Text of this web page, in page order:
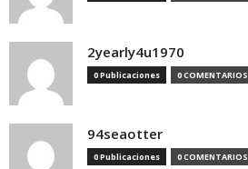
2yearly4u1970
0 Publicaciones 0 COMENTARIOS
94seaotter
0 Publicaciones 0 COMENTARIOS